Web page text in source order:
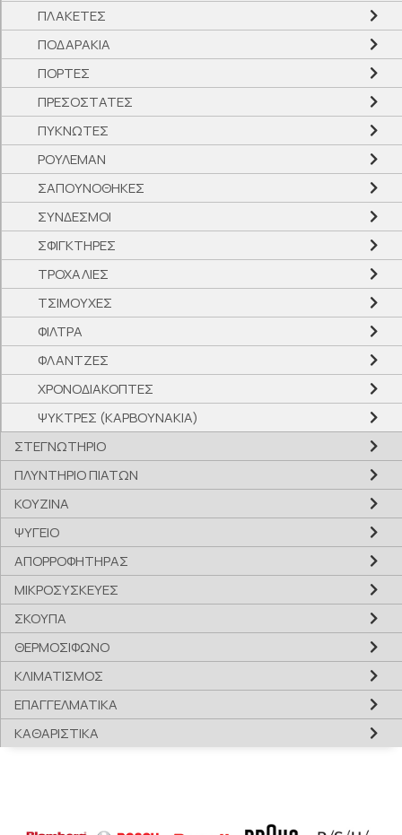
ΠΛΑΚΕΤΕΣ
ΠΟΔΑΡΑΚΙΑ
ΠΟΡΤΕΣ
ΠΡΕΣΟΣΤΑΤΕΣ
ΠΥΚΝΩΤΕΣ
ΡΟΥΛΕΜΑΝ
ΣΑΠΟΥΝΟΘΗΚΕΣ
ΣΥΝΔΕΣΜΟΙ
ΣΦΙΓΚΤΗΡΕΣ
ΤΡΟΧΑΛΙΕΣ
ΤΣΙΜΟΥΧΕΣ
ΦΙΛΤΡΑ
ΦΛΑΝΤΖΕΣ
ΧΡΟΝΟΔΙΑΚΟΠΤΕΣ
ΨΥΚΤΡΕΣ (ΚΑΡΒΟΥΝΑΚΙΑ)
ΣΤΕΓΝΩΤΗΡΙΟ
ΠΛΥΝΤΗΡΙΟ ΠΙΑΤΩΝ
ΚΟΥΖΙΝΑ
ΨΥΓΕΙΟ
ΑΠΟΡΡΟΦΗΤΗΡΑΣ
ΜΙΚΡΟΣΥΣΚΕΥΕΣ
ΣΚΟΥΠΑ
ΘΕΡΜΟΣΙΦΩΝΟ
ΚΛΙΜΑΤΙΣΜΟΣ
ΕΠΑΓΓΕΛΜΑΤΙΚΑ
ΚΑΘΑΡΙΣΤΙΚΑ